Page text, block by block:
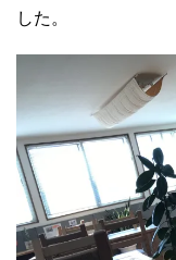
した。